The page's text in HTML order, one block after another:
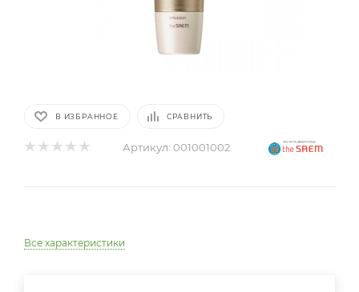
В ИЗБРАННОЕ СРАВНИТЬ
Артикул: 001001002
Все характеристики